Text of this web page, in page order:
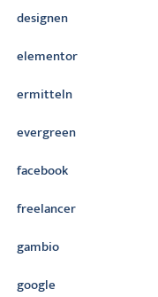
designen
elementor
ermitteln
evergreen
facebook
freelancer
gambio
google